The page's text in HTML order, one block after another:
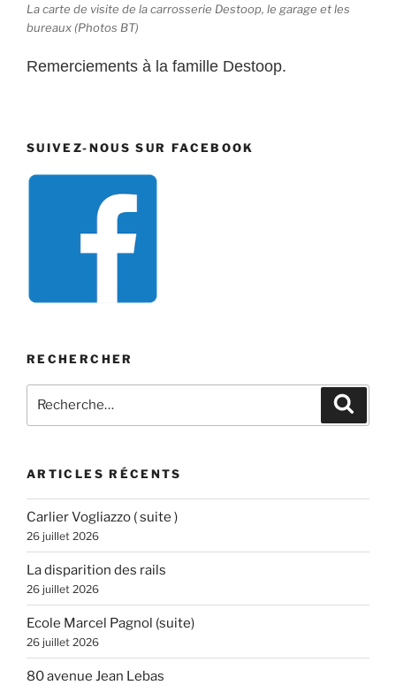
La carte de visite de la carrosserie Destoop, le garage et les
bureaux (Photos BT)
Remerciements à la famille Destoop.
SUIVEZ-NOUS SUR FACEBOOK
RECHERCHER
pour
ARTICLES RÉCENTS
Carlier Vogliazzo ( suite )
26 juillet 2026
La disparition des rails
26 juillet 2026
Ecole Marcel Pagnol (suite)
26 juillet 2026
80 avenue Jean Lebas